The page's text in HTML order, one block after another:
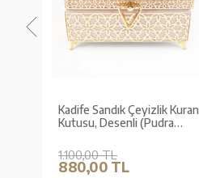
Kadife Sandık Çeyizlik Kuran
Kutusu, Desenli (Pudra
1.100,00 TL
880,00 TL